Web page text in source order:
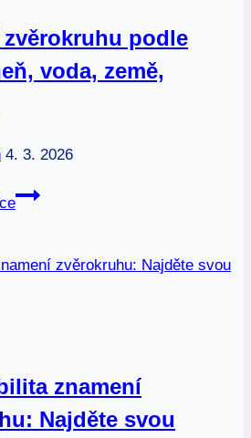
podle
voda, země,
4. 3. 2026
Znamení
živlů:
znamení
Najděte svou